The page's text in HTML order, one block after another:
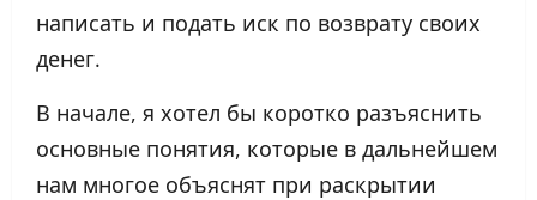
написать и подать иск по возврату своих
денег.
В начале, я хотел бы коротко разъяснить
основные понятия, которые в дальнейшем
нам многое объяснят при раскрытии